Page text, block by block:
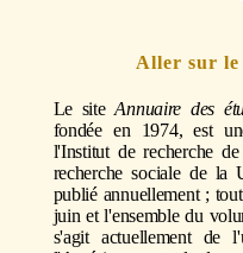
Aller sur le
Le siteAnnuaire des
fondée en 1974, est
l'Institut de recherche
recherche socialede la
publié annuellement ;
juin et l'ensemble du
s'agit actuellement de